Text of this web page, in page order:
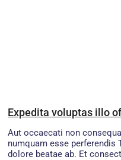
Expedita voluptas illo
Aut occaecati non
numquam esse perferendis
dolore beatae ab. Et